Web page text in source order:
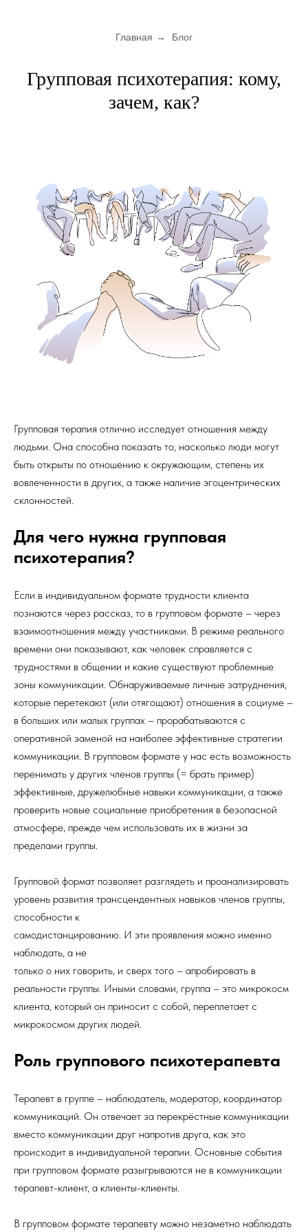
Главная → Блог
Групповая психотерапия: кому,
зачем, как?
Групповая терапия отлично исследует отношения между
людьми. Она способна показать то, насколько люди могут
быть открыты по отношению к окружающим, степень их
вовлеченности в других, а также наличие эгоцентрических
склонностей.
Для чего нужна групповая
психотерапия?
Если в индивидуальном формате трудности клиента
познаются через рассказ, то в групповом формате – через
взаимоотношения между участниками. В режиме реального
времени они показывают, как человек справляется с
трудностями в общении и какие существуют проблемные
зоны коммуникации. Обнаруживаемые личные затруднения,
которые перетекают (или отягощают) отношения в социуме –
в больших или малых группах – прорабатываются с
оперативной заменой на наиболее эффективные стратегии
коммуникации. В групповом формате у нас есть возможность
перенимать у других членов группы (= брать пример)
эффективные, дружелюбные навыки коммуникации, а также
проверить новые социальные приобретения в безопасной
атмосфере, прежде чем использовать их в жизни за
пределами группы.
Групповой формат позволяет разглядеть и проанализировать
уровень развития трансцендентных навыков членов группы,
способности к
самодистанцированию. И эти проявления можно именно
наблюдать, а не
только о них говорить, и сверх того – апробировать в
реальности группы. Иными словами, группа – это микрокосм
клиента, который он приносит с собой, переплетает с
микрокосмом других людей.
Роль группового психотерапевта
Терапевт в группе – наблюдатель, модератор, координатор
коммуникаций. Он отвечает за перекрёстные коммуникации
вместо коммуникации друг напротив друга, как это
происходит в индивидуальной терапии. Основные события
при групповом формате разыгрываются не в коммуникации
терапевт-клиент, а клиенты-клиенты.
В групповом формате терапевту можно незаметно наблюдать